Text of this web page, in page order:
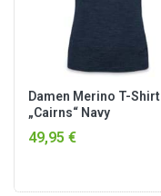
Damen Merino T-Shirt
„Cairns“ Navy
49,95 €